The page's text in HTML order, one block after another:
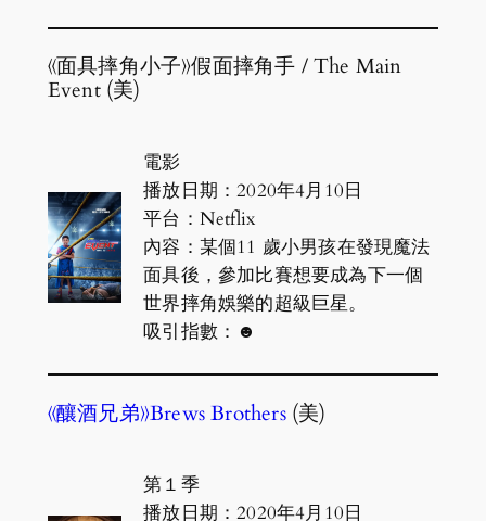
《面具摔角小子》假面摔角手 / The Main
Event (美)
電影
播放日期：2020年4月10日
平台：Netflix
內容：某個11 歲小男孩在發現魔法
面具後，參加比賽想要成為下一個
世界摔角娛樂的超級巨星。
吸引指數：☻
《釀酒兄弟》Brews Brothers(美)
第１季
播放日期：2020年4月10日